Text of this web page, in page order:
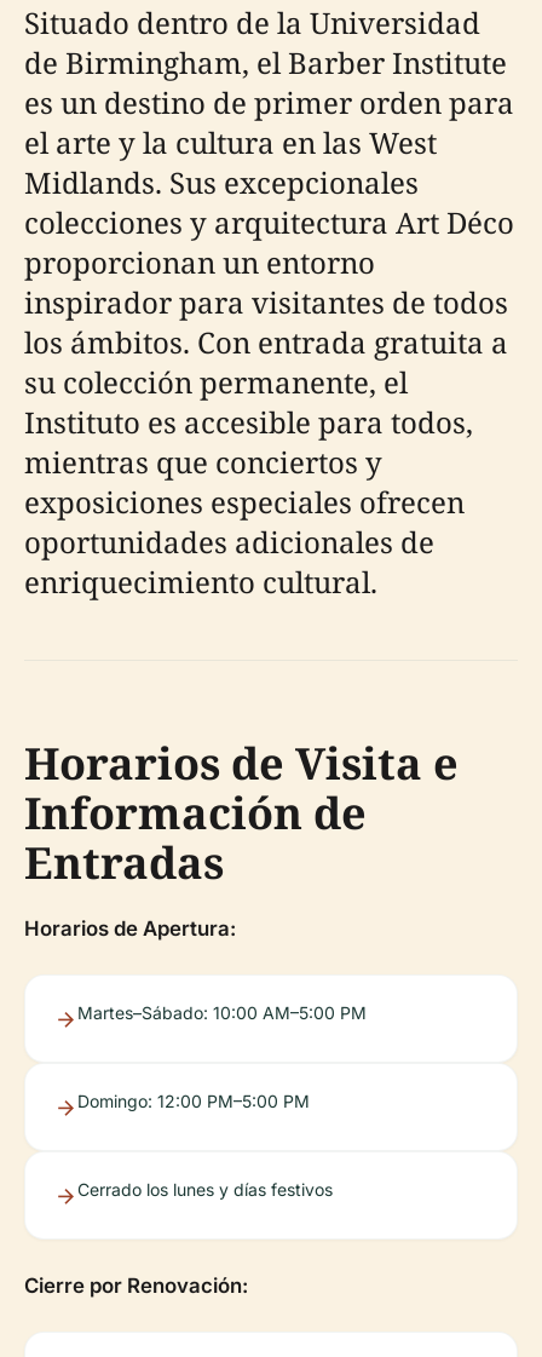
Situado dentro de la Universidad
de Birmingham, el Barber Institute
es un destino de primer orden para
el arte y la cultura en las West
Midlands. Sus excepcionales
colecciones y arquitectura Art Déco
proporcionan un entorno
inspirador para visitantes de todos
los ámbitos. Con entrada gratuita a
su colección permanente, el
Instituto es accesible para todos,
mientras que conciertos y
exposiciones especiales ofrecen
oportunidades adicionales de
enriquecimiento cultural.
Horarios de Visita e
Información de
Entradas
Horarios de Apertura:
Martes–Sábado: 10:00 AM–5:00 PM
Domingo: 12:00 PM–5:00 PM
Cerrado los lunes y días festivos
Cierre por Renovación: